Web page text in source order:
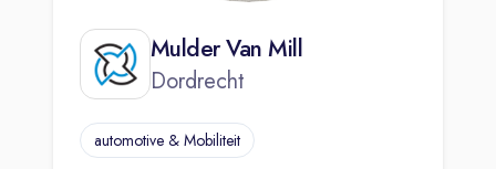
Mulder Van Mill
Dordrecht
automotive & Mobiliteit